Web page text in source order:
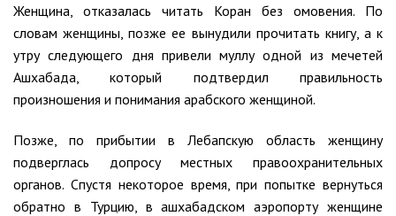
Женщина, отказалась читать Коран без омовения. По
словам женщины, позже ее вынудили прочитать книгу, а к
утру следующего дня привели муллу одной из мечетей
Ашхабада, который подтвердил правильность
произношения и понимания арабского женщиной.
Позже, по прибытии в Лебапскую область женщину
подверглась допросу местных правоохранительных
органов. Спустя некоторое время, при попытке вернуться
обратно в Турцию, в ашхабадском аэропорту женщине